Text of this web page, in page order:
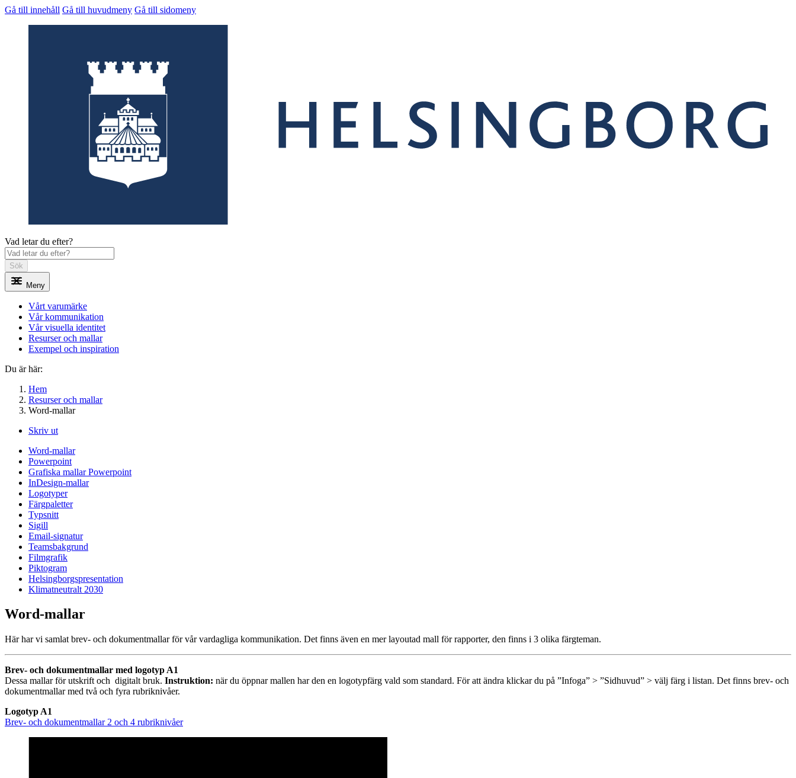
Gå till innehåll Gå till huvudmeny Gå till sidomeny
Vad letar du efter?
Sök
Meny
Vårt varumärke
Vår kommunikation
Vår visuella identitet
Resurser och mallar
Exempel och inspiration
Du är här:
Hem
Resurser och mallar
Word-mallar
Skriv ut
Word-mallar
Powerpoint
Grafiska mallar Powerpoint
InDesign-mallar
Logotyper
Färgpaletter
Typsnitt
Sigill
Email-signatur
Teamsbakgrund
Filmgrafik
Piktogram
Helsingborgspresentation
Klimatneutralt 2030
Word-mallar
Här har vi samlat brev- och dokumentmallar för vår vardagliga kommunikation. Det finns även en mer layoutad mall för rapporter, den finns i 3 olika färgteman.
Brev- och dokumentmallar med logotyp A1
Dessa mallar för utskrift och digitalt bruk. Instruktion: när du öppnar mallen har den en logotypfärg vald som standard. För att ändra klickar du på ”Infoga” > ”Sidhuvud” > välj färg i listan. Det finns brev- och
dokumentmallar med två och fyra rubriknivåer.
Logotyp A1
Brev- och dokumentmallar 2 och 4 rubriknivåer